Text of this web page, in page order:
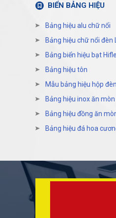
BIỂN BẢNG HIỆU
Bảng hiệu alu chữ nổi
Bảng hiệu chữ nổi đèn
Bảng biển hiệu bạt
Bảng hiệu tôn
Mẫu bảng hiệu hộp đèn
Bảng hiệu inox ăn mòn
Bảng hiệu đồng ăn
Bảng hiệu đá hoa